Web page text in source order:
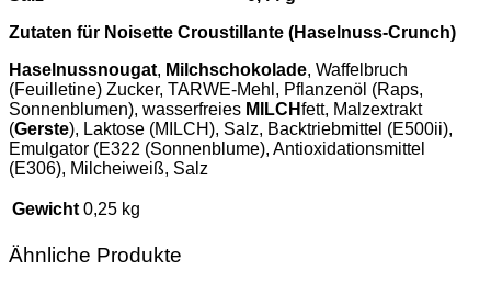
Zutaten für Noisette Croustillante (Haselnuss-Crunch)
Haselnussnougat, Milchschokolade, Waffelbruch
(Feuilletine) Zucker, TARWE-Mehl, Pflanzenöl (Raps,
Sonnenblumen), wasserfreies MILCHfett, Malzextrakt
(Gerste), Laktose (MILCH), Salz, Backtriebmittel (E500ii),
Emulgator (E322 (Sonnenblume), Antioxidationsmittel
(E306), Milcheiweiß, Salz
Gewicht 0,25 kg
Ähnliche Produkte